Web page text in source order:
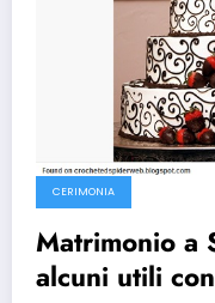
CERIMONIA
Matrimonio a
alcuni utili